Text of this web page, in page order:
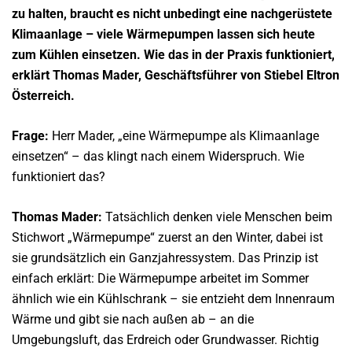
zu halten, braucht es nicht unbedingt eine nachgerüstete
Klimaanlage – viele Wärmepumpen lassen sich heute
zum Kühlen einsetzen. Wie das in der Praxis funktioniert,
erklärt Thomas Mader, Geschäftsführer von Stiebel Eltron
Österreich.
Frage: Herr Mader, „eine Wärmepumpe als Klimaanlage
einsetzen“ – das klingt nach einem Widerspruch. Wie
funktioniert das?
Thomas Mader: Tatsächlich denken viele Menschen beim
Stichwort „Wärmepumpe“ zuerst an den Winter, dabei ist
sie grundsätzlich ein Ganzjahressystem. Das Prinzip ist
einfach erklärt: Die Wärmepumpe arbeitet im Sommer
ähnlich wie ein Kühlschrank – sie entzieht dem Innenraum
Wärme und gibt sie nach außen ab – an die
Umgebungsluft, das Erdreich oder Grundwasser. Richtig